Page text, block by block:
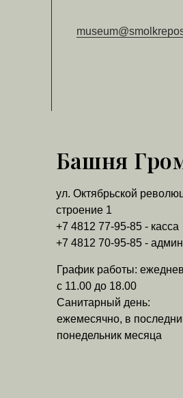
График работы:
с 11.00 до 18.00
Санитарный день:
ежемесячно, в
понедельник месяца
ул. Октябрьской
строение 1
+7 4812 77-95-85 - касса
+7 4812 70-95-85 -
Башня